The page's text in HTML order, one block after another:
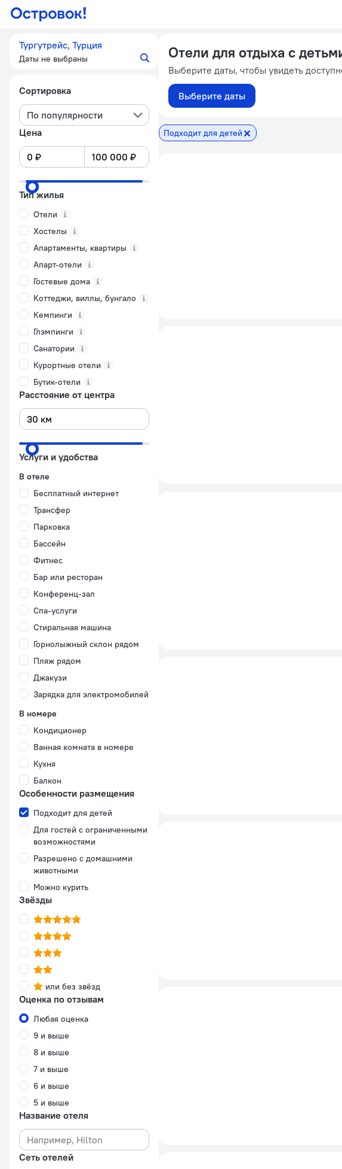
Тургутрейс, Турция
Даты не выбраны
Сортировка
По популярности
Цена
Тип жилья
Отели
Хостелы
Апартаменты, квартиры
Апарт-отели
Гостевые дома
Коттеджи, виллы, бунгало
Кемпинги
Глэмпинги
Санатории
Курортные отели
Бутик-отели
Расстояние от центра
Услуги и удобства
В отеле
Бесплатный интернет
Трансфер
Парковка
Бассейн
Фитнес
Бар или ресторан
Конференц-зал
Спа-услуги
Стиральная машина
Горнолыжный склон рядом
Пляж рядом
Джакузи
Зарядка для электромобилей
В номере
Кондиционер
Ванная комната в номере
Кухня
Балкон
Особенности размещения
Подходит для детей
Для гостей с ограниченными
возможностями
Разрешено с домашними
животными
Можно курить
Звёзды
или без звёзд
Оценка по отзывам
Любая оценка
9 и выше
8 и выше
7 и выше
6 и выше
5 и выше
Название отеля
Сеть отелей
Отели для отдыха с
Выберите даты, чтобы увидеть
Выберите даты
Подходит для детей